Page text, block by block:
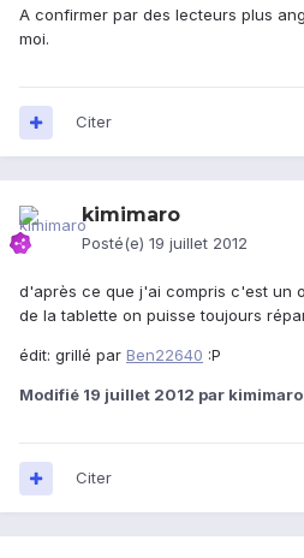
A confirmer par des lecteurs plus
moi.
Citer
kimimaro
Posté(e) 19 juillet 2012
d'après ce que j'ai compris c'est un
de la tablette on puisse toujours
édit: grillé par Ben22640 :P
Modifié 19 juillet 2012 par kimimaro
Citer